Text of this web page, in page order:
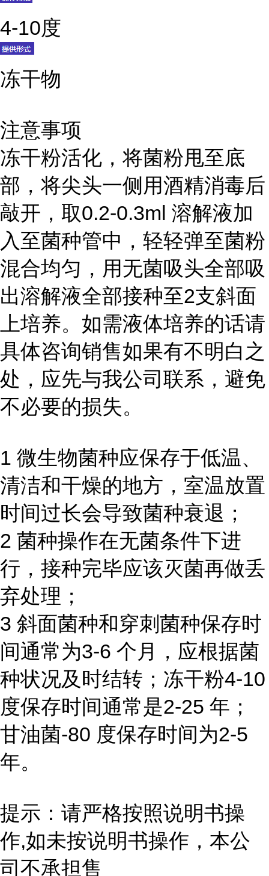
4-10度
冻干物
注意事项
冻干粉活化，将菌粉甩至底
部，将尖头一侧用酒精消毒后
敲开，取0.2-0.3ml 溶解液加
入至菌种管中，轻轻弹至菌粉
混合均匀，用无菌吸头全部吸
出溶解液全部接种至2支斜面
上培养。如需液体培养的话请
具体咨询销售如果有不明白之
处，应先与我公司联系，避免
不必要的损失。
1 微生物菌种应保存于低温、
清洁和干燥的地方，室温放置
时间过长会导致菌种衰退；
2 菌种操作在无菌条件下进
行，接种完毕应该灭菌再做丢
弃处理；
3 斜面菌种和穿刺菌种保存时
间通常为3-6 个月，应根据菌
种状况及时结转；冻干粉4-10
度保存时间通常是2-25 年；
甘油菌-80 度保存时间为2-5
年。
提示：请严格按照说明书操
作,如未按说明书操作，本公
司不承担售